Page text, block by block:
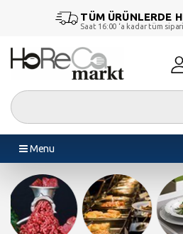
TÜM ÜRÜNLERDE
Saat 16:00 ‘a kadar tüm
Menu